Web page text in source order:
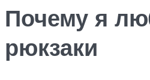
Почему я
рюкзаки